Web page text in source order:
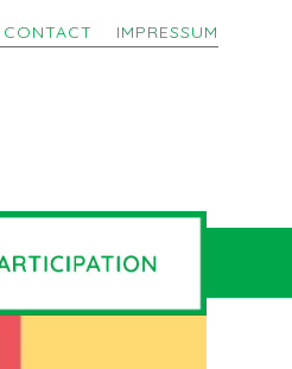
CONTACT IMPRESSUM